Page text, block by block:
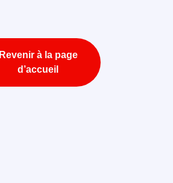
Revenir à la page
d’accueil